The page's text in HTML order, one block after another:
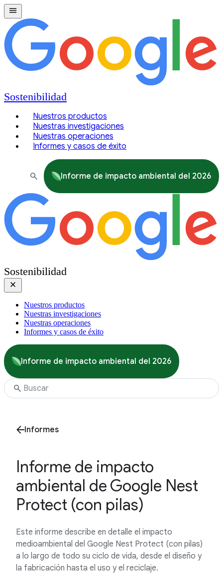
Sostenibilidad
Nuestros productos
Nuestras investigaciones
Nuestras operaciones
Informes y casos de éxito
Informe de impacto ambiental del 2026
Sostenibilidad
Nuestros productos
Nuestras investigaciones
Nuestras operaciones
Informes y casos de éxito
Informe de impacto ambiental del 2026
Informes
Informe de impacto
ambiental de Google Nest
Protect (con pilas)
Este informe describe en detalle el impacto
medioambiental del Google Nest Protect (con pilas)
a lo largo de todo su ciclo de vida, desde el diseño y
la fabricación hasta el uso y el reciclaje.